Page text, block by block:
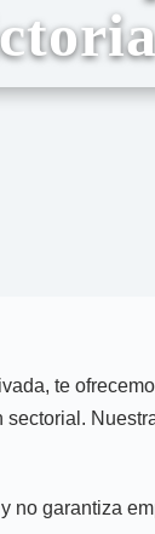
te
no garantiza